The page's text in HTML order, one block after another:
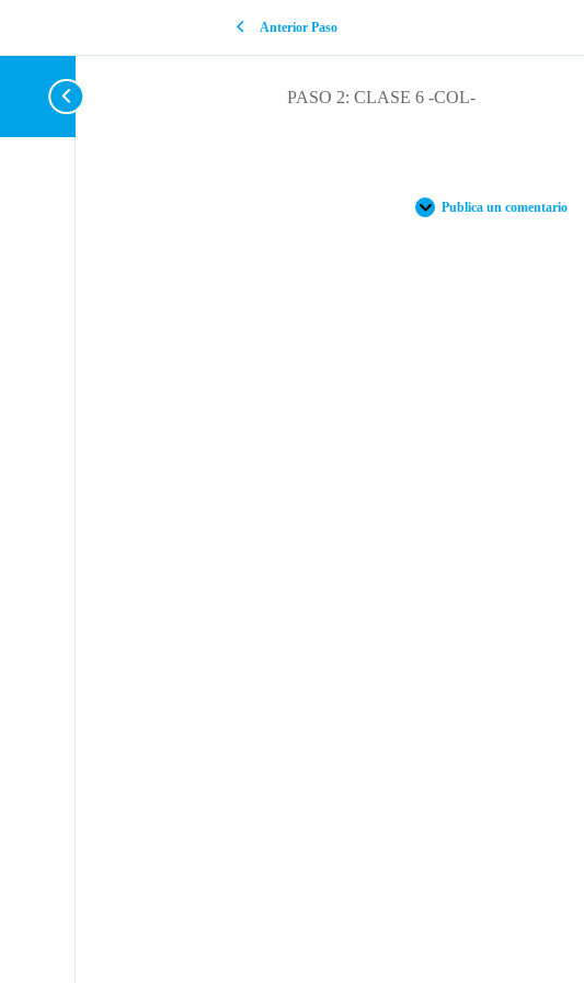
Anterior Paso
PASO 2: CLASE 6 -COL-
Publica un comentario